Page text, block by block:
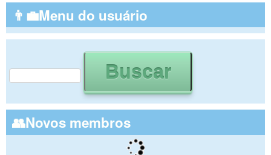
👨‍💼Menu do usuário
Formulário de busca
👥Novos membros